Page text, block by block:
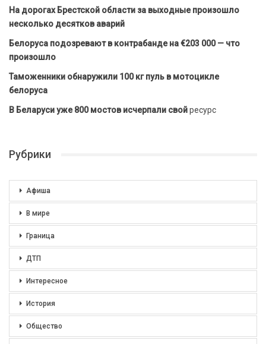
На дорогах Брестской области за выходные произошло
несколько десятков аварий
Белоруса подозревают в контрабанде на €203 000 — что
произошло
Таможенники обнаружили 100 кг пуль в мотоцикле
белоруса
В Беларуси уже 800 мостов исчерпали свойресурс
Рубрики
Афиша
В мире
Граница
ДТП
Интересное
История
Общество